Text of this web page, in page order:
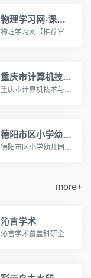
物理学习网-课堂屋
物理学习网【推荐官网】,著名初中高中物理在线教育网,课堂屋运营。【八年级物理】【九年级物理】上册下册【高一物理】必修一必修二在线教育网站。国内最大的中学物理教学网站。http://www.ketangwu.com/
重庆市计算机技术与软件专业技术资格（水平）考试报名网
重庆市计算机技术与软件专业技术资格（水平）考试报名网www.cqitrk.gov.cn计算机技术与软件专业技术资格（水平）考试（以下简称计算机软件考试）是原中国计算机软件专业技术资格和水平考试（简称软件考试）的完善与发展。这是由国家人力资源和社会保障部、工业和信息化部领导下的国家级考试，其目的是，科学、公正地对全国计算机与软件专业技术人员进行职业资格、专业技术资格认定和专业技术水平测试。
德阳市区小学幼儿园入学服务平台
德阳市区小学幼儿园入学服务平台http://www.jyedu.ren/nurseryPc/index.html
more+
沁言学术
沁言学术覆盖科研全流程服务:智能文献检索、结构化阅读、卡片笔记、格式引用与AI写作构思,助力内容产出效率提升10倍。